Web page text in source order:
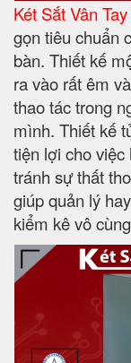
Két Sắt Vân
gọn tiêu chuẩn
bàn. Thiết kế
ra vào rất êm
thao tác trong
mình. Thiết kế
tiện lợi cho việc
tránh sự thất
giúp quản lý
kiểm kê vô